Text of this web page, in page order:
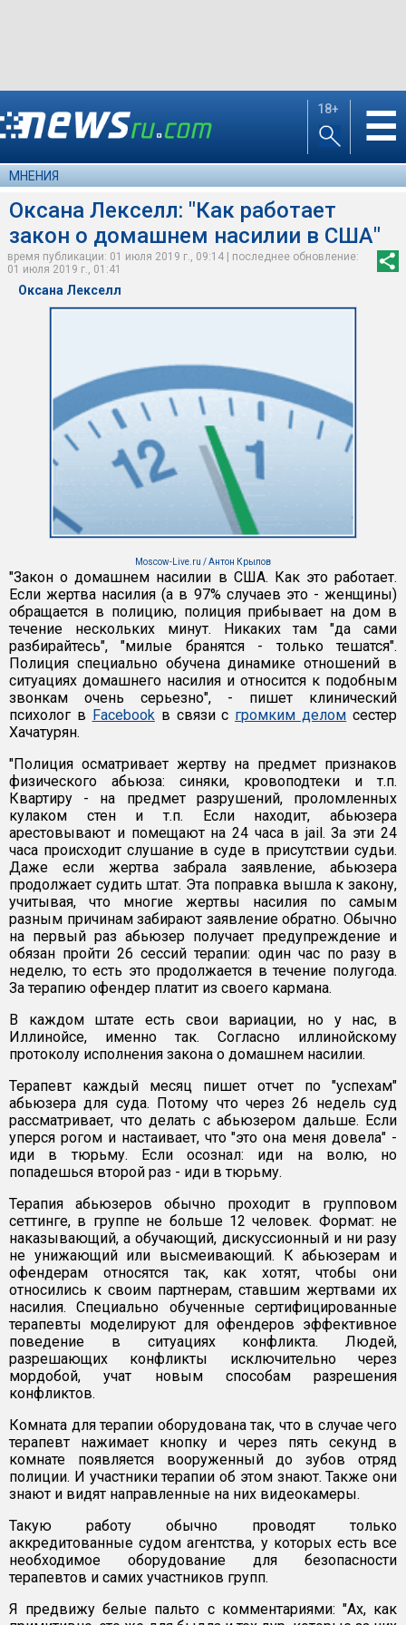
18+ ☰
МНЕНИЯ
Оксана Лекселл: "Как работает
закон о домашнем насилии в США"
время публикации: 01 июля 2019 г., 09:14 | последнее обновление:
01 июля 2019 г., 01:41
Оксана Лекселл
Moscow-Live.ru / Антон Крылов
"Закон о домашнем насилии в США. Как это работает.
Если жертва насилия (а в 97% случаев это - женщины)
обращается в полицию, полиция прибывает на дом в
течение нескольких минут. Никаких там "да сами
разбирайтесь", "милые бранятся - только тешатся".
Полиция специально обучена динамике отношений в
ситуациях домашнего насилия и относится к подобным
звонкам очень серьезно", - пишет клинический
психолог в Facebook в связи с громким делом сестер
Хачатурян.
"Полиция осматривает жертву на предмет признаков
физического абьюза: синяки, кровоподтеки и т.п.
Квартиру - на предмет разрушений, проломленных
кулаком стен и т.п. Если находит, абьюзера
арестовывают и помещают на 24 часа в jail. За эти 24
часа происходит слушание в суде в присутствии судьи.
Даже если жертва забрала заявление, абьюзера
продолжает судить штат. Эта поправка вышла к закону,
учитывая, что многие жертвы насилия по самым
разным причинам забирают заявление обратно. Обычно
на первый раз абьюзер получает предупреждение и
обязан пройти 26 сессий терапии: один час по разу в
неделю, то есть это продолжается в течение полугода.
За терапию офендер платит из своего кармана.
В каждом штате есть свои вариации, но у нас, в
Иллинойсе, именно так. Согласно иллинойскому
протоколу исполнения закона о домашнем насилии.
Терапевт каждый месяц пишет отчет по "успехам"
абьюзера для суда. Потому что через 26 недель суд
рассматривает, что делать с абьюзером дальше. Если
уперся рогом и настаивает, что "это она меня довела" -
иди в тюрьму. Если осознал: иди на волю, но
попадешься второй раз - иди в тюрьму.
Терапия абьюзеров обычно проходит в групповом
сеттинге, в группе не больше 12 человек. Формат: не
наказывающий, а обучающий, дискуссионный и ни разу
не унижающий или высмеивающий. К абьюзерам и
офендерам относятся так, как хотят, чтобы они
относились к своим партнерам, ставшим жертвами их
насилия. Специально обученные сертифицированные
терапевты моделируют для офендеров эффективное
поведение в ситуациях конфликта. Людей,
разрешающих конфликты исключительно через
мордобой, учат новым способам разрешения
конфликтов.
Комната для терапии оборудована так, что в случае чего
терапевт нажимает кнопку и через пять секунд в
комнате появляется вооруженный до зубов отряд
полиции. И участники терапии об этом знают. Также они
знают и видят направленные на них видеокамеры.
Такую работу обычно проводят только
аккредитованные судом агентства, у которых есть все
необходимое оборудование для безопасности
терапевтов и самих участников групп.
Я предвижу белые пальто с комментариями: "Ах, как